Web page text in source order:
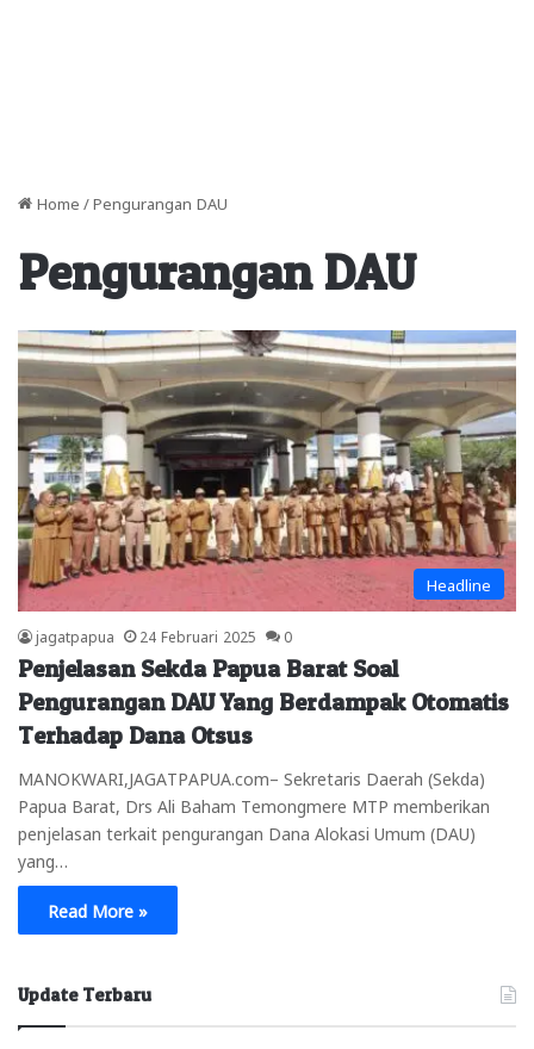
Home / Pengurangan DAU
Pengurangan DAU
Headline
jagatpapua 24 Februari 2025 0
Penjelasan Sekda Papua Barat Soal
Pengurangan DAU Yang Berdampak Otomatis
Terhadap Dana Otsus
MANOKWARI,JAGATPAPUA.com– Sekretaris Daerah (Sekda)
Papua Barat, Drs Ali Baham Temongmere MTP memberikan
penjelasan terkait pengurangan Dana Alokasi Umum (DAU)
yang…
Read More »
Update Terbaru